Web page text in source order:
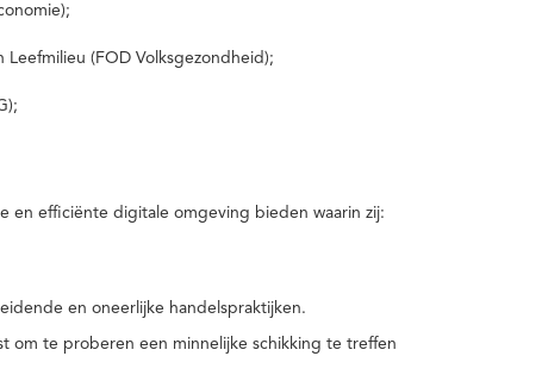
(FOD Volksgezondheid);
en efficiënte digitale omgeving bieden waarin zij:
en oneerlijke handelspraktijken.
om te proberen een minnelijke schikking te treffen